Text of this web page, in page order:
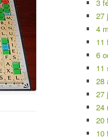
3
27
4
11
6
11
28
27
24
20
10